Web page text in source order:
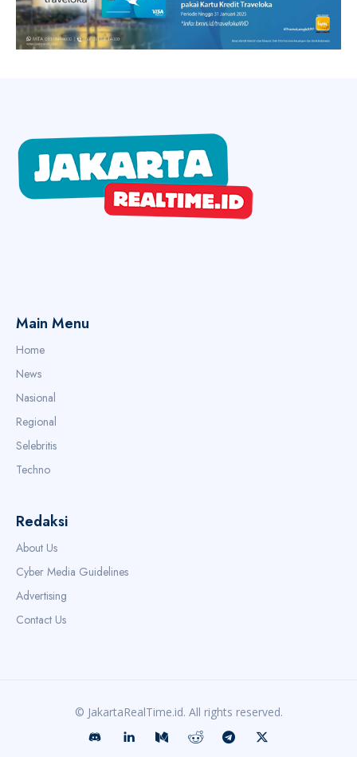
Main Menu
Home
News
Nasional
Regional
Selebritis
Techno
Redaksi
About Us
Cyber Media Guidelines
Advertising
Contact Us
© JakartaRealTime.id. All rights reserved.